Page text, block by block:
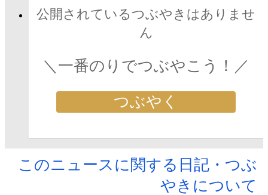
公開されているつぶやきはありませ
ん
＼一番のりでつぶやこう！／
つぶやく
このニュースに関する日記・つぶ
やきについて